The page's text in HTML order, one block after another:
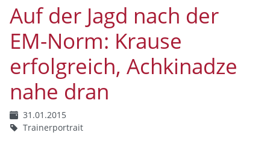
Auf der Jagd nach der
EM-Norm: Krause
erfolgreich, Achkinadze
nahe dran
31.01.2015
Trainerportrait